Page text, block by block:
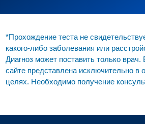
*Прохождение теста не
какого-либо заболевания или
Диагноз может поставить только
сайте представлена исключительно в
целях. Необходимо получение